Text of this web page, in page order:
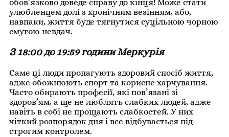
обов’язково доведе справу до кінця! Може стати
улюбленцем долі з хронічним везінням, або,
навпаки, життя буде тягнутися суцільною чорною
смугою невдач.
З 18:00 до 19:59 години Меркурія
Саме ці люди пропагують здоровий спосіб життя,
адже обожнюють спорт та корисне харчування.
Часто обирають професії, які пов’язані зі
здоров’ям, а ще не люблять слабких людей, адже
навіть в собі не прощають слабкостей. У них
чіткий розпорядок дня і все відбувається під
строгим контролем.